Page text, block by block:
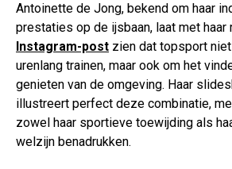
Antoinette de Jong, bekend om haar
prestaties op de ijsbaan, laat met haar
Instagram-post zien dat topsport
urenlang trainen, maar ook om het
genieten van de omgeving. Haar
illustreert perfect deze combinatie,
zowel haar sportieve toewijding als
welzijn benadrukken.